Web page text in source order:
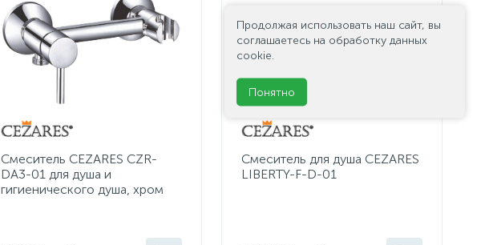
Смеситель CEZARES CZR-
DA3-01 для душа и
гигиенического душа, хром
Смеситель для душа CEZARES
LIBERTY-F-D-01
Продолжая использовать наш сайт, вы
соглашаетесь на обработку данных
cookie.
Понятно